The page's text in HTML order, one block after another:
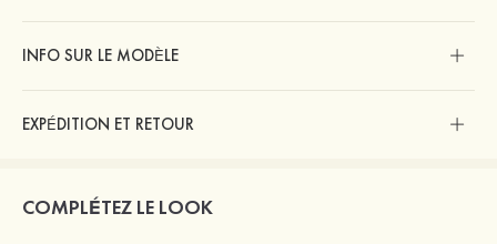
INFO SUR LE MODÈLE
EXPÉDITION ET RETOUR
COMPLÉTEZ LE LOOK